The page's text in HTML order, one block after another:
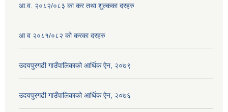
आ.व. २०८२/०८३ का कर तथा शुल्कका दरहरु
आ व २०८१/०८२ को करका दरहरु
उदयपुरगढी गाउँपालिकाको आर्थिक ऐन, २०७९
उदयपुरगढी गाउँपालिकाको आर्थिक ऐन, २०७६